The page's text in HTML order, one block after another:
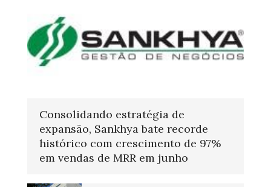
Consolidando estratégia de
expansão, Sankhya bate recorde
histórico com crescimento de 97%
em vendas de MRR em junho